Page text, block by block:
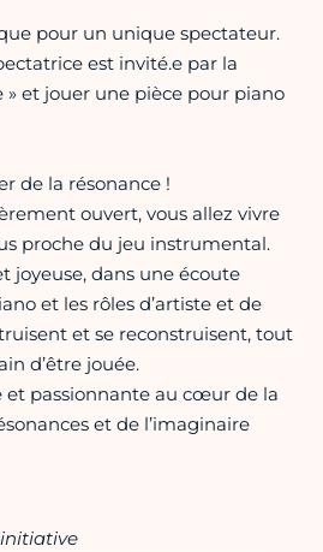
pour un unique spectateur.
est invité.e par la
» et jouer une pièce pour piano
de la résonance !
ouvert, vous allez vivre
proche du jeu instrumental.
joyeuse, dans une écoute
et les rôles d’artiste et de
et se reconstruisent, tout
d’être jouée.
passionnante au cœur de la
et de l’imaginaire